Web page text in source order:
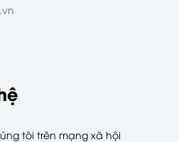
tôi trên mạng xã hội